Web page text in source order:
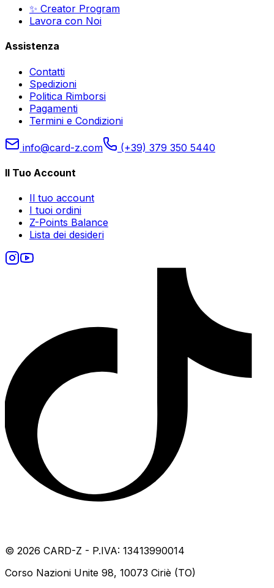
✨ Creator Program
Lavora con Noi
Assistenza
Contatti
Spedizioni
Politica Rimborsi
Pagamenti
Termini e Condizioni
info@card-z.com (+39) 379 350 5440
Il Tuo Account
Il tuo account
I tuoi ordini
Z-Points Balance
Lista dei desideri
© 2026 CARD-Z - P.IVA: 13413990014
Corso Nazioni Unite 98, 10073 Ciriè (TO)